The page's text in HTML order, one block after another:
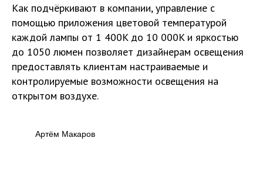
Как подчёркивают в компании, управление с
помощью приложения цветовой температурой
каждой лампы от 1 400K до 10 000K и яркостью
до 1050 люмен позволяет дизайнерам освещения
предоставлять клиентам настраиваемые и
контролируемые возможности освещения на
открытом воздухе.
Артём Макаров